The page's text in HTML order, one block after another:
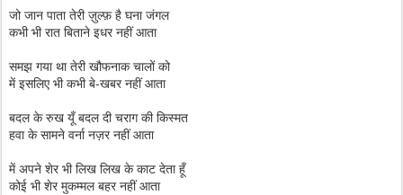
जो जान पाता तेरी ज़ुल्फ़ है घना जंगल
कभी भी रात बिताने इधर नहीं आता
समझ गया था तेरी खौफनाक चालों को
में इसलिए भी कभी बे-खबर नहीं आता
बदल के रुख यूँ बदल दी चराग की किस्मत
हवा के सामने वर्ना नज़र नहीं आता
में अपने शेर भी लिख लिख के काट देता हूँ
कोई भी शेर मुकम्मल बहर नहीं आता